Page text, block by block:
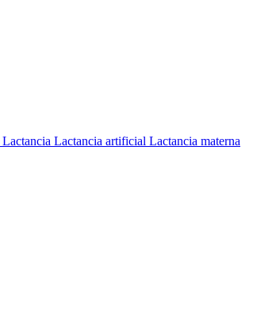
Lactancia Lactancia artificial Lactancia materna